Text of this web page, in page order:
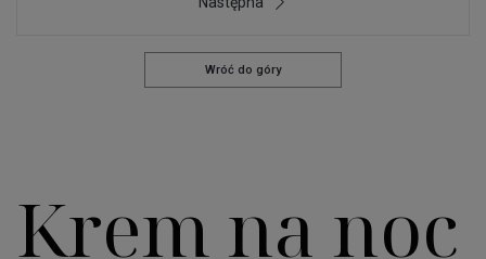
Wróć do góry
Krem na noc